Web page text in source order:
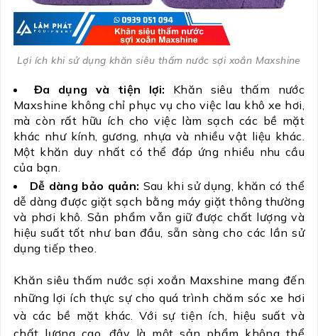
Lợi ích khi sử dụng khăn siêu thấm nước sợi xoắn Maxshine
Đa dụng và tiện lợi: Khăn siêu thấm nước
Maxshine không chỉ phục vụ cho việc lau khô xe hơi,
mà còn rất hữu ích cho việc làm sạch các bề mặt
khác như kính, gương, nhựa và nhiều vật liệu khác.
Một khăn duy nhất có thể đáp ứng nhiều nhu cầu
của bạn.
Dễ dàng bảo quản: Sau khi sử dụng, khăn có thể
dễ dàng được giặt sạch bằng máy giặt thông thường
và phơi khô. Sản phẩm vẫn giữ được chất lượng và
hiệu suất tốt như ban đầu, sẵn sàng cho các lần sử
dụng tiếp theo.
Khăn siêu thấm nước sợi xoắn Maxshine mang đến
những lợi ích thực sự cho quá trình chăm sóc xe hơi
và các bề mặt khác. Với sự tiện ích, hiệu suất và
chất lượng cao, đây là một sản phẩm không thể